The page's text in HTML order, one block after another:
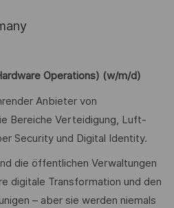
Operations) (w/m/d)
Anbieter von
Bereiche Verteidigung, Luft-
Security und Digital Identity.
die öffentlichen Verwaltungen
digitale Transformation und den
– aber sie werden niemals